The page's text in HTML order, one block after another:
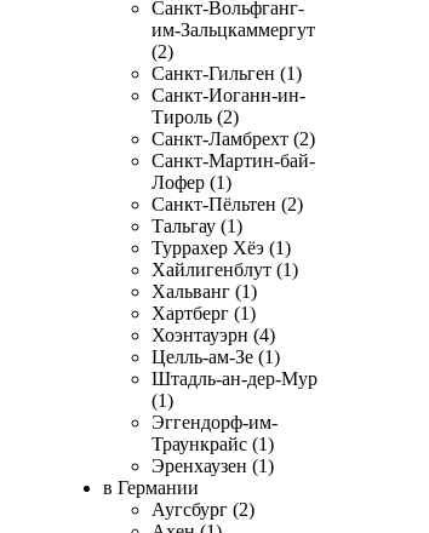
Санкт-Вольфганг-
им-Зальцкаммергут
(2)
Санкт-Гильген (1)
Санкт-Иоганн-ин-
Тироль (2)
Санкт-Ламбрехт (2)
Санкт-Мартин-бай-
Лофер (1)
Санкт-Пёльтен (2)
Тальгау (1)
Туррахер Хёэ (1)
Хайлигенблут (1)
Хальванг (1)
Хартберг (1)
Хоэнтауэрн (4)
Целль-ам-Зе (1)
Штадль-ан-дер-Мур
(1)
Эггендорф-им-
Траункрайс (1)
Эренхаузен (1)
в Германии
Аугсбург (2)